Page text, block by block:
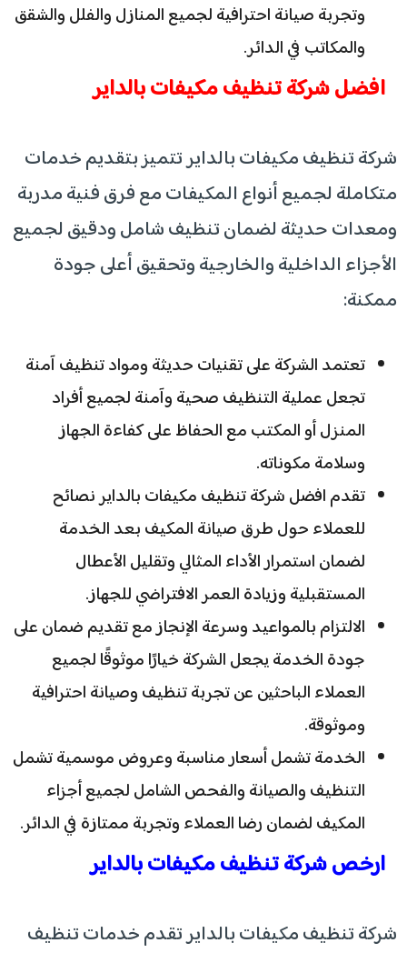
وتجربة صيانة احترافية لجميع المنازل والفلل والشقق
والمكاتب في الدائر.
افضل شركة تنظيف مكيفات بالداير
شركة تنظيف مكيفات بالداير تتميز بتقديم خدمات
متكاملة لجميع أنواع المكيفات مع فرق فنية مدربة
ومعدات حديثة لضمان تنظيف شامل ودقيق لجميع
الأجزاء الداخلية والخارجية وتحقيق أعلى جودة
ممكنة:
تعتمد الشركة على تقنيات حديثة ومواد تنظيف آمنة
تجعل عملية التنظيف صحية وآمنة لجميع أفراد
المنزل أو المكتب مع الحفاظ على كفاءة الجهاز
وسلامة مكوناته.
تقدم افضل شركة تنظيف مكيفات بالداير نصائح
للعملاء حول طرق صيانة المكيف بعد الخدمة
لضمان استمرار الأداء المثالي وتقليل الأعطال
المستقبلية وزيادة العمر الافتراضي للجهاز.
الالتزام بالمواعيد وسرعة الإنجاز مع تقديم ضمان على
جودة الخدمة يجعل الشركة خيارًا موثوقًا لجميع
العملاء الباحثين عن تجربة تنظيف وصيانة احترافية
وموثوقة.
الخدمة تشمل أسعار مناسبة وعروض موسمية تشمل
التنظيف والصيانة والفحص الشامل لجميع أجزاء
المكيف لضمان رضا العملاء وتجربة ممتازة في الدائر.
ارخص شركة تنظيف مكيفات بالداير
شركة تنظيف مكيفات بالداير تقدم خدمات تنظيف